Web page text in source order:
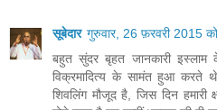
सूबेदार गुरुवार, 26 फ़रवरी 2015
बहुत सुंदर बृहत जानकारी इस्लाम
विक्रमादित्य के सामंत हुआ करते
शिवलिंग मौजूद है, जिस दिन हमारी